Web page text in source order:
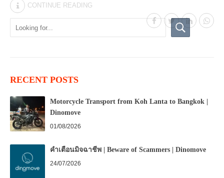
CONTINUE READING
RECENT POSTS
Motorcycle Transport from Koh Lanta to Bangkok |
Dinomove
01/08/2026
คำเตือนมิจฉาชีพ | Beware of Scammers | Dinomove
24/07/2026